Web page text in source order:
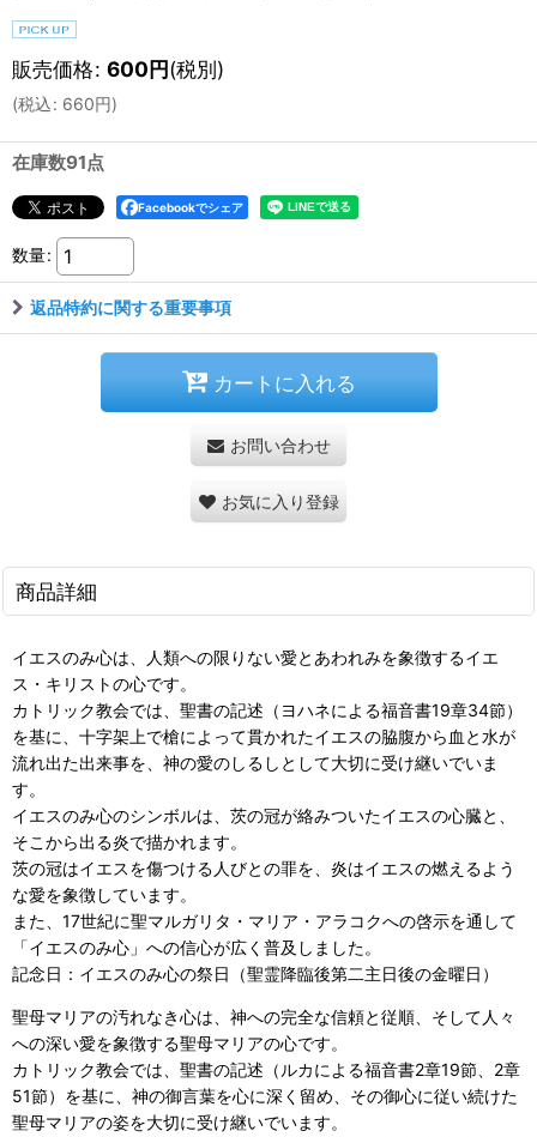
販売価格: 600円(税別)
(税込: 660円)
在庫数91点
Facebookでシェア
数量:
返品特約に関する重要事項
カートに入れる
お問い合わせ
お気に入り登録
商品詳細
イエスのみ心は、人類への限りない愛とあわれみを象徴するイエ
ス・キリストの心です。
カトリック教会では、聖書の記述（ヨハネによる福音書19章34節）
を基に、十字架上で槍によって貫かれたイエスの脇腹から血と水が
流れ出た出来事を、神の愛のしるしとして大切に受け継いでいま
す。
イエスのみ心のシンボルは、茨の冠が絡みついたイエスの心臓と、
そこから出る炎で描かれます。
茨の冠はイエスを傷つける人びとの罪を、炎はイエスの燃えるよう
な愛を象徴しています。
また、17世紀に聖マルガリタ・マリア・アラコクへの啓示を通して
「イエスのみ心」への信心が広く普及しました。
記念日：イエスのみ心の祭日（聖霊降臨後第二主日後の金曜日）
聖母マリアの汚れなき心は、神への完全な信頼と従順、そして人々
への深い愛を象徴する聖母マリアの心です。
カトリック教会では、聖書の記述（ルカによる福音書2章19節、2章
51節）を基に、神の御言葉を心に深く留め、その御心に従い続けた
聖母マリアの姿を大切に受け継いでいます。